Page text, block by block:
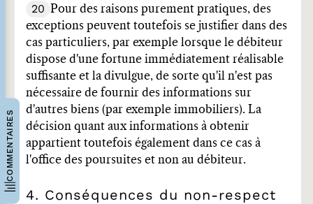
COMMENTAIRES
20
Pour des raisons purement pratiques, des
exceptions peuvent toutefois se justifier dans des
cas particuliers, par exemple lorsque le débiteur
dispose d'une fortune immédiatement réalisable
suffisante et la divulgue, de sorte qu'il n'est pas
nécessaire de fournir des informations sur
d'autres biens (par exemple immobiliers). La
décision quant aux informations à obtenir
appartient toutefois également dans ce cas à
l'office des poursuites et non au débiteur.
4. Conséquences du non-respect